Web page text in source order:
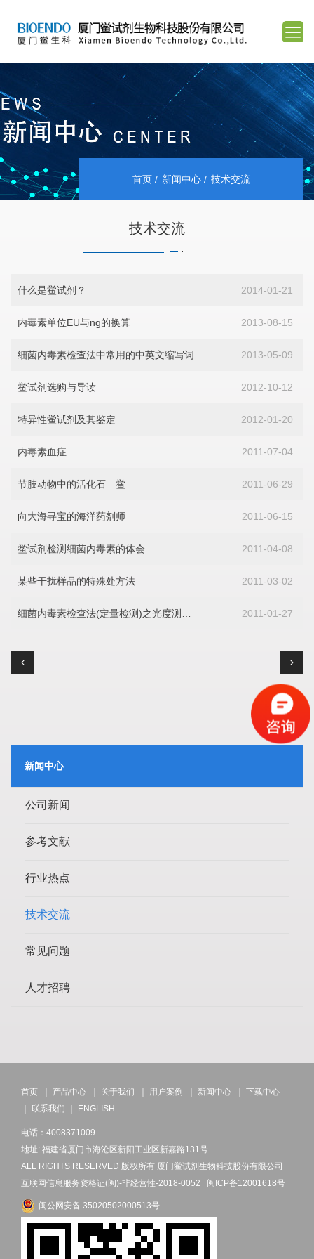
首页 新闻中心 技术交流
技术交流
什么是鲎试剂？ 2014-01-21
内毒素单位EU与ng的换算 2013-08-15
细菌内毒素检查法中常用的中英文缩写词 2013-05-09
鲎试剂选购与导读 2012-10-12
特异性鲎试剂及其鉴定 2012-01-20
内毒素血症 2011-07-04
节肢动物中的活化石—鲎 2011-06-29
向大海寻宝的海洋药剂师 2011-06-15
鲎试剂检测细菌内毒素的体会 2011-04-08
某些干扰样品的特殊处方法 2011-03-02
2011-01-27
新闻中心
公司新闻
参考文献
行业热点
技术交流
常见问题
人才招聘
首页 产品中心 关于我们 用户案例 新闻中心
下载中心
联系我们 ENGLISH
电话：4008371009
地址: 福建省厦门市海沧区新阳工业区新嘉路131号
ALL RIGHTS RESERVED 版权所有 厦门鲎试剂生物科技股份有限公司
互联网信息服务资格证(闽)-非经营性-2018-0052 闽ICP备12001618号
闽公网安备 35020502000513号